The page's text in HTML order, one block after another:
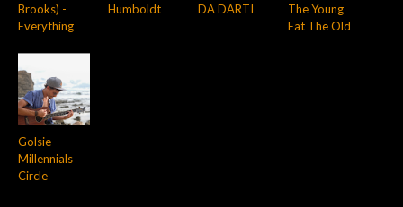
Brooks) -
Everything
Humboldt
DA DARTI
The Young
Eat The Old
Golsie -
Millennials
Circle